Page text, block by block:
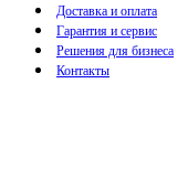
Доставка и оплата
Гарантия и сервис
Решения для бизнеса
Контакты